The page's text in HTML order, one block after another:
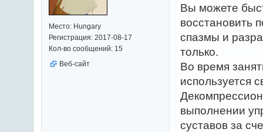
Место: Hungary
Регистрация: 2017-08-17
Кол-во сообщений: 15
Веб-сайт
Вы можете
восстановить
спазмы и
только.
Во время
используется
выполнении
суставов за